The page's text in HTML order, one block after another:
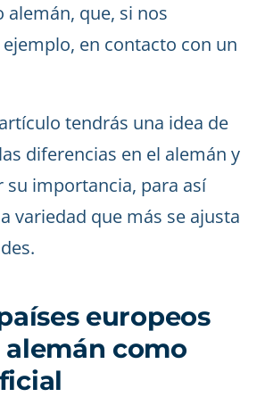
alemán, que, si nos
en contacto con un
tendrás una idea de
diferencias en el alemán y
su importancia, para así
variedad que más se ajusta
europeos
como